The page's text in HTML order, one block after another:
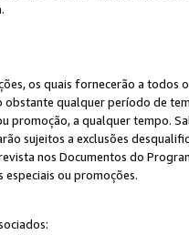
os quais fornecerão a todos
obstante qualquer período de
a qualquer tempo.
sujeitos a exclusões
nos Documentos do
ou promoções.